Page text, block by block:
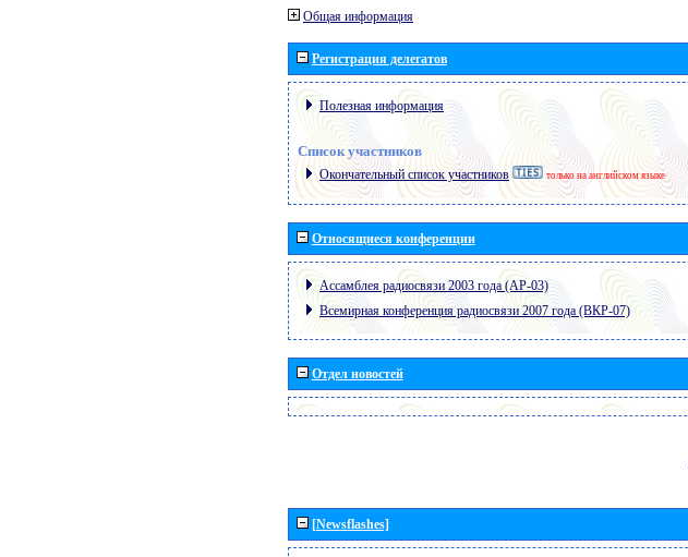
Общая информация
Регистрация делегатов
Полезная информация
Список участников
Окончательный список участников только на английском языке
Относящиеся конференции
Ассамблея радиосвязи 2003 года (АР-03)
Всемирная конференция радиосвязи 2007 года (ВКР-07)
Отдел новостей
[Newsflashes]